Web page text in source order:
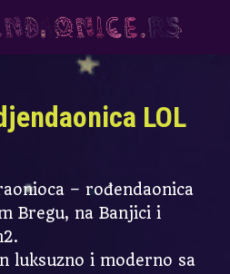
LOL
– rođendaonica
Bregu, na Banjici i
luksuzno i moderno sa